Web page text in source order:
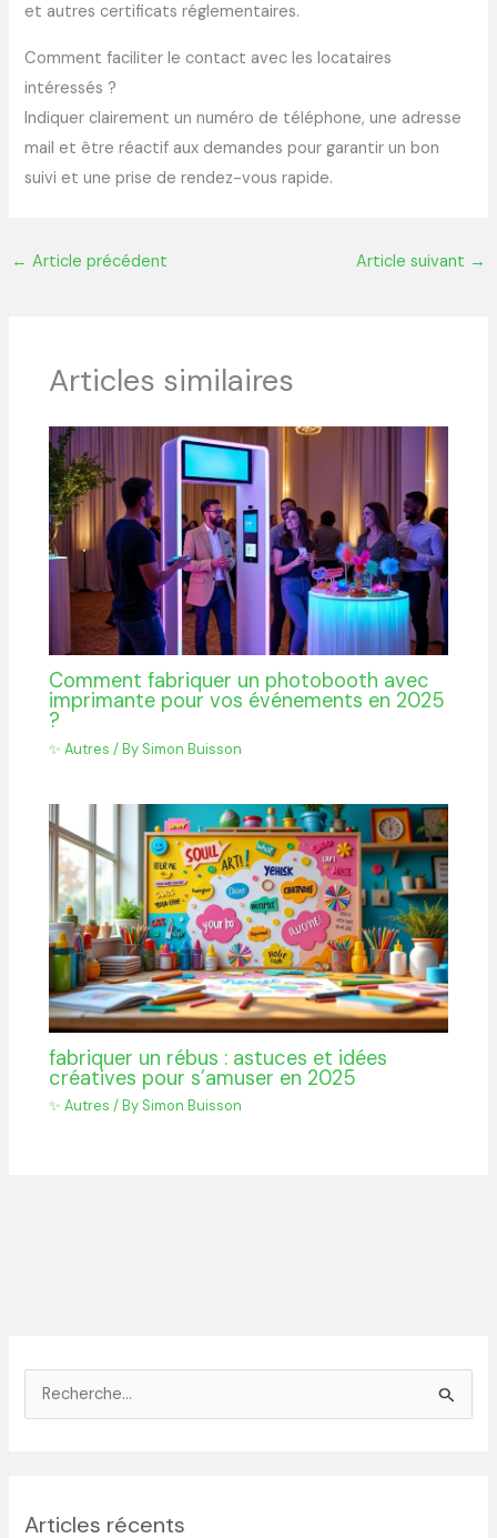
et autres certificats réglementaires.
Comment faciliter le contact avec les locataires
intéressés ?
Indiquer clairement un numéro de téléphone, une adresse
mail et être réactif aux demandes pour garantir un bon
suivi et une prise de rendez-vous rapide.
← Article précédent Article suivant →
Articles similaires
Comment fabriquer un photobooth avec
imprimante pour vos événements en 2025
?
✨ Autres / By Simon Buisson
fabriquer un rébus : astuces et idées
créatives pour s’amuser en 2025
✨ Autres / By Simon Buisson
e
Articles récents